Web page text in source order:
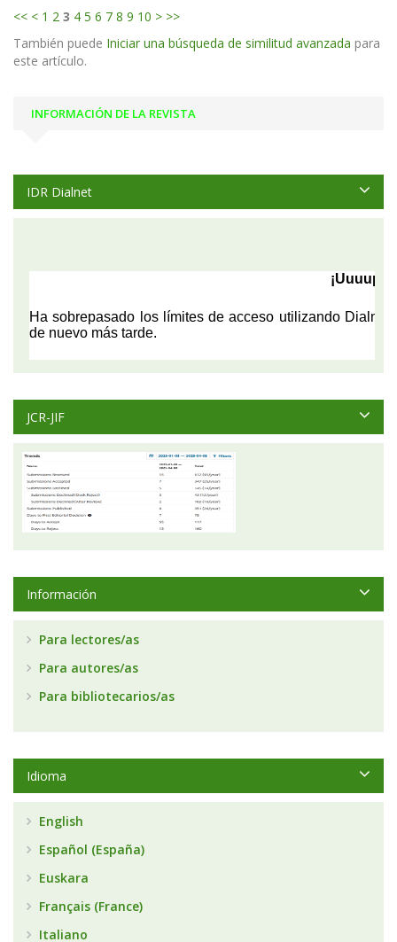
<< < 1 2 3 4 5 6 7 8 9 10 > >>
También puede Iniciar una búsqueda de similitud avanzada para
este artículo.
INFORMACIÓN DE LA REVISTA
IDR Dialnet
JCR-JIF
Información
Para lectores/as
Para autores/as
Para bibliotecarios/as
Idioma
English
Español (España)
Euskara
Français (France)
Italiano